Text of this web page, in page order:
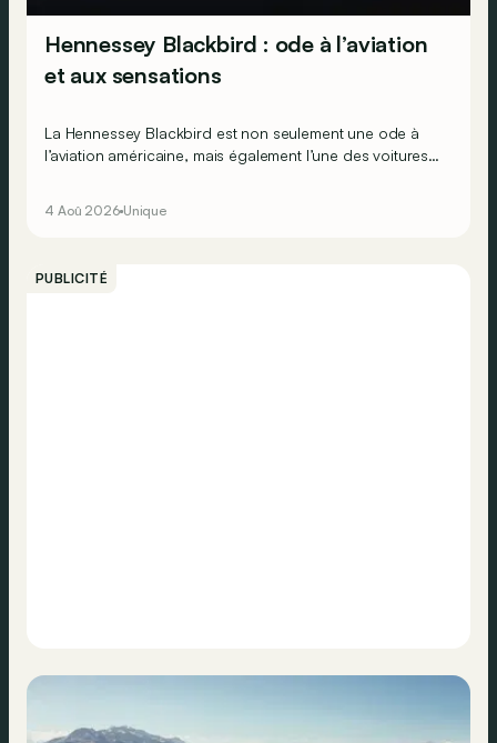
Hennessey Blackbird : ode à l’aviation
et aux sensations
La Hennessey Blackbird est non seulement une ode à
l’aviation américaine, mais également l’une des voitures
4 Aoû 2026 Unique
PUBLICITÉ